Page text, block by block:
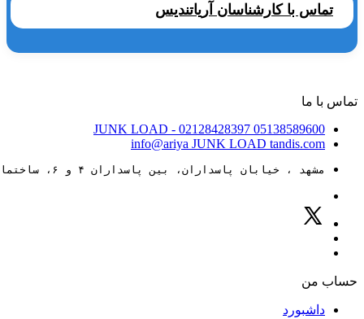
تماس با کارشناسان آریاتندیس
تماس با ما
05138589600
JUNK LOAD - 02128428397
info@ariya JUNK LOAD tandis.com
مشهد ، خیابان پاسداران، بین پاسداران ۴ و ۶، ساختمان ۸۸
حساب من
داشبورد